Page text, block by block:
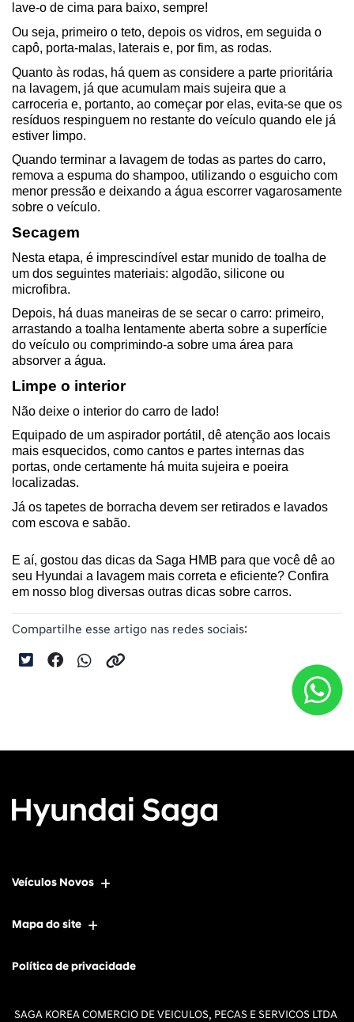
lave-o de cima para baixo, sempre!
Ou seja, primeiro o teto, depois os vidros, em seguida o
capô, porta-malas, laterais e, por fim, as rodas.
Quanto às rodas, há quem as considere a parte prioritária
na lavagem, já que acumulam mais sujeira que a
carroceria e, portanto, ao começar por elas, evita-se que os
resíduos respinguem no restante do veículo quando ele já
estiver limpo.
Quando terminar a lavagem de todas as partes do carro,
remova a espuma do shampoo, utilizando o esguicho com
menor pressão e deixando a água escorrer vagarosamente
sobre o veículo.
Secagem
Nesta etapa, é imprescindível estar munido de toalha de
um dos seguintes materiais: algodão, silicone ou
microfibra.
Depois, há duas maneiras de se secar o carro: primeiro,
arrastando a toalha lentamente aberta sobre a superfície
do veículo ou comprimindo-a sobre uma área para
absorver a água.
Limpe o interior
Não deixe o interior do carro de lado!
Equipado de um aspirador portátil, dê atenção aos locais
mais esquecidos, como cantos e partes internas das
portas, onde certamente há muita sujeira e poeira
localizadas.
Já os tapetes de borracha devem ser retirados e lavados
com escova e sabão.
E aí, gostou das dicas da Saga HMB para que você dê ao
seu Hyundai a lavagem mais correta e eficiente? Confira
em nosso blog diversas outras dicas sobre carros.
Compartilhe esse artigo nas redes sociais:
Veículos Novos
Mapa do site
Política de privacidade
SAGA KOREA COMERCIO DE VEICULOS, PECAS E SERVICOS LTDA